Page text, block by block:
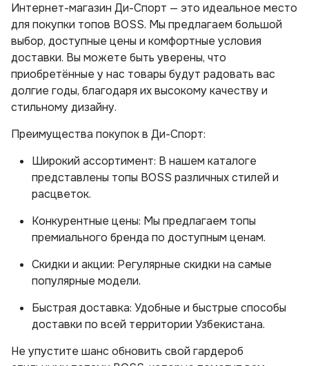
Интернет-магазин Ди-Спорт — это идеальное место
для покупки топов BOSS. Мы предлагаем большой
выбор, доступные цены и комфортные условия
доставки. Вы можете быть уверены, что
приобретённые у нас товары будут радовать вас
долгие годы, благодаря их высокому качеству и
стильному дизайну.
Преимущества покупок в Ди-Спорт:
Широкий ассортимент: В нашем каталоге
представлены топы BOSS различных стилей и
расцветок.
Конкурентные цены: Мы предлагаем топы
премиального бренда по доступным ценам.
Скидки и акции: Регулярные скидки на самые
популярные модели.
Быстрая доставка: Удобные и быстрые способы
доставки по всей территории Узбекистана.
Не упустите шанс обновить свой гардероб